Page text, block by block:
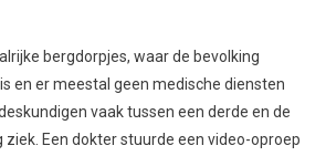
bergdorpjes, waar de bevolking
en er meestal geen medische diensten
vaak tussen een derde en de
ziek. Een dokter stuurde een video-oproep